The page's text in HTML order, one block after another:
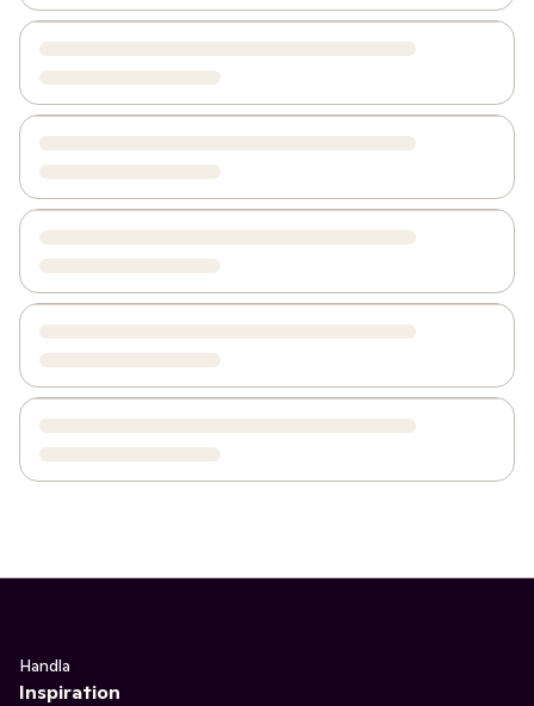
Handla
Inspiration